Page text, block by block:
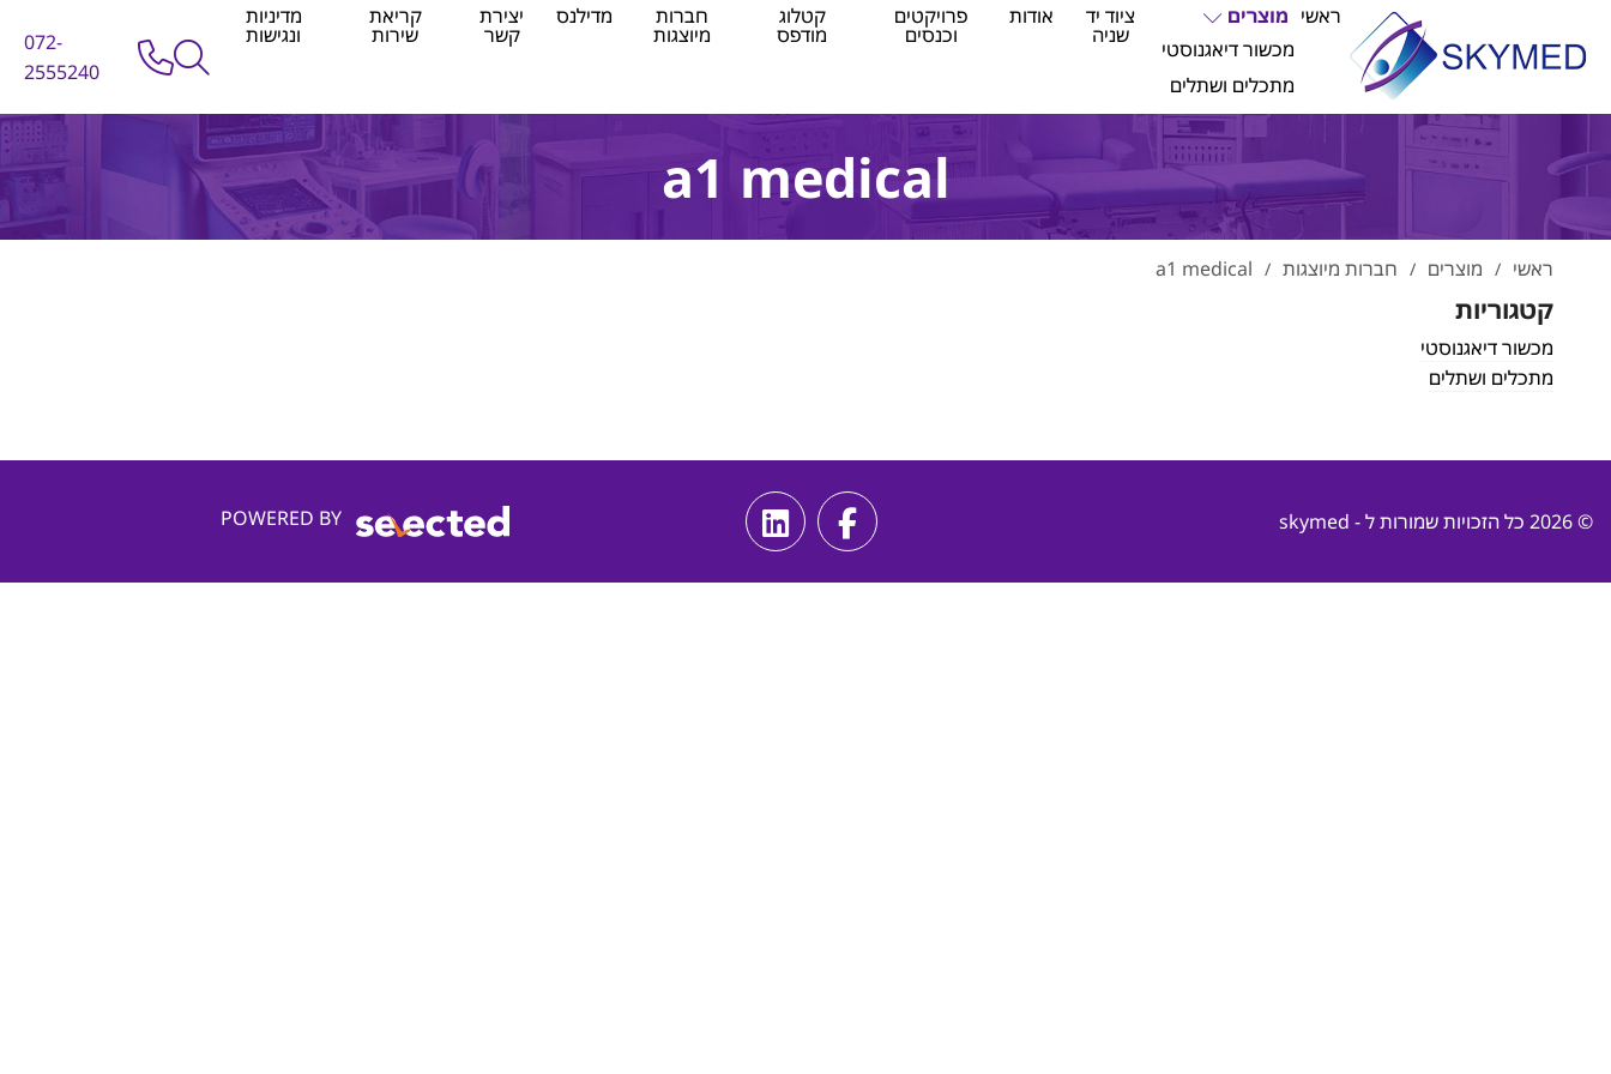
ראשי מוצרים
מכשור דיאגנוסטי
מתכלים ושתלים
ציוד יד
שניה
אודות פרויקטים
וכנסים
קטלוג
מודפס
חברות
מיוצגות
מדילנס יצירת
קשר
קריאת
שירות
מדיניות
ונגישות
072-
2555240
a1 medical
ראשי / מוצרים / חברות מיוצגות /
a1 medical
קטגוריות
מכשור דיאגנוסטי
מתכלים ושתלים
© 2026 כל הזכויות שמורות ל - skymed POWERED BY